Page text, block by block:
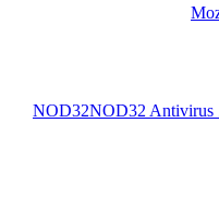
NOD32 Antivirus